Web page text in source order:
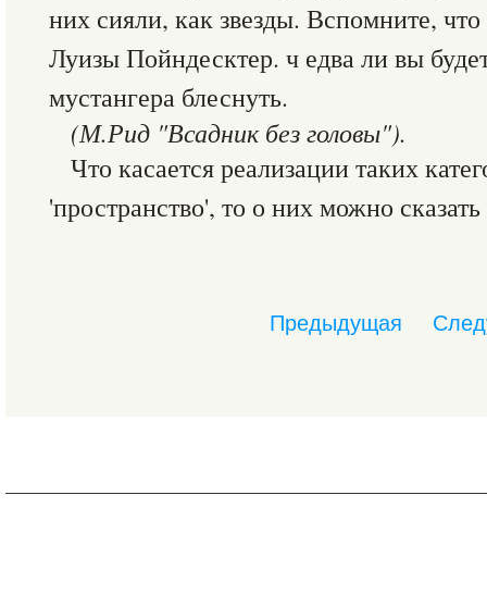
них сияли, как звезды. Вспомните,
Луизы Пойндесктер. ч едва ли вы
мустангера блеснуть.
(М.Рид "Всадник без головы").
Что касается реализации таких
'пространство', то о них можно
Предыдущая